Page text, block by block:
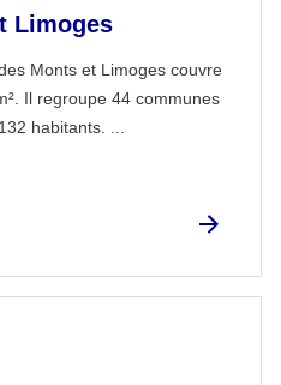
Limoges
Monts et Limoges couvre
Il regroupe 44 communes
habitants. ...